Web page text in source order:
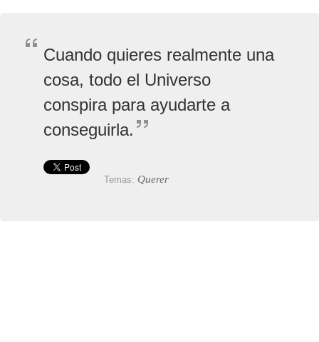
Cuando quieres realmente una
cosa, todo el Universo
conspira para ayudarte a
conseguirla.
Temas: Querer